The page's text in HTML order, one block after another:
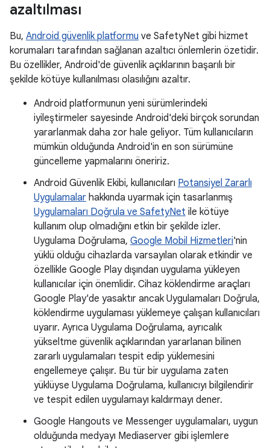
azaltılması
Bu, Android güvenlik platformu ve SafetyNet gibi hizmet
korumaları tarafından sağlanan azaltıcı önlemlerin özetidir.
Bu özellikler, Android'de güvenlik açıklarının başarılı bir
şekilde kötüye kullanılması olasılığını azaltır.
Android platformunun yeni sürümlerindeki
iyileştirmeler sayesinde Android'deki birçok sorundan
yararlanmak daha zor hale geliyor. Tüm kullanıcıların
mümkün olduğunda Android'in en son sürümüne
güncelleme yapmalarını öneririz.
Android Güvenlik Ekibi, kullanıcıları Potansiyel Zararlı
Uygulamalar hakkında uyarmak için tasarlanmış
Uygulamaları Doğrula ve SafetyNet ile kötüye
kullanım olup olmadığını etkin bir şekilde izler.
Uygulama Doğrulama, Google Mobil Hizmetleri'nin
yüklü olduğu cihazlarda varsayılan olarak etkindir ve
özellikle Google Play dışından uygulama yükleyen
kullanıcılar için önemlidir. Cihaz köklendirme araçları
Google Play'de yasaktır ancak Uygulamaları Doğrula,
köklendirme uygulaması yüklemeye çalışan kullanıcıları
uyarır. Ayrıca Uygulama Doğrulama, ayrıcalık
yükseltme güvenlik açıklarından yararlanan bilinen
zararlı uygulamaları tespit edip yüklemesini
engellemeye çalışır. Bu tür bir uygulama zaten
yüklüyse Uygulama Doğrulama, kullanıcıyı bilgilendirir
ve tespit edilen uygulamayı kaldırmayı dener.
Google Hangouts ve Messenger uygulamaları, uygun
olduğunda medyayı Mediaserver gibi işlemlere